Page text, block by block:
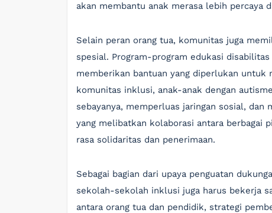
akan membantu anak merasa lebih percaya
Selain peran orang tua, komunitas juga
spesial. Program-program edukasi
memberikan bantuan yang diperlukan
komunitas inklusi, anak-anak dengan
sebayanya, memperluas jaringan sosial, dan
yang melibatkan kolaborasi antara berbagai
rasa solidaritas dan penerimaan.
Sebagai bagian dari upaya penguatan
sekolah-sekolah inklusi juga harus bekerja
antara orang tua dan pendidik, strategi